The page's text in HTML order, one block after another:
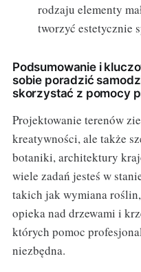
rodzaju elementy
tworzyć estetycznie
Podsumowanie i
sobie poradzić
skorzystać z pomocy
Projektowanie terenów
kreatywności, ale także
botaniki, architektury
wiele zadań jesteś w
takich jak wymiana
opieka nad drzewami i
których pomoc
niezbędna.